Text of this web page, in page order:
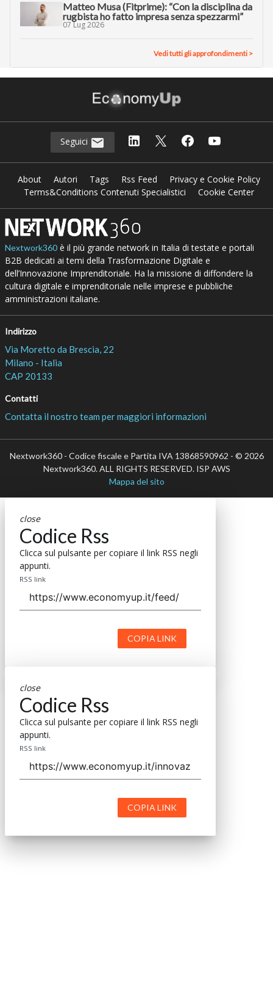
Matteo Musa (Fitprime): “Con la disciplina da
rugbista ho fatto impresa senza spezzarmi”
07 Lug 2026
Vedi tutti gli approfondimenti >
Seguici
About Autori Tags Rss Feed
Privacy e Cookie Policy
Terms&Conditions Contenuti Specialistici
Cookie Center
Nextwork360è il più grande network in Italia di testate e portali
B2B dedicati ai temi della Trasformazione Digitale e
dell’Innovazione Imprenditoriale. Ha la missione di diffondere la
cultura digitale e imprenditoriale nelle imprese e pubbliche
amministrazioni italiane.
Indirizzo
Via Moretto da Brescia, 22
Milano - Italia
CAP 20133
Contatti
Contatta il nostro team per maggiori informazioni
Nextwork360 - Codice fiscale e Partita IVA 13868590962 - © 2026
Nextwork360. ALL RIGHTS RESERVED. ISP AWS
Mappa del sito
close
Codice Rss
Clicca sul pulsante per copiare il link RSS negli
appunti.
RSS link
COPIA LINK
close
Codice Rss
Clicca sul pulsante per copiare il link RSS negli
appunti.
RSS link
COPIA LINK